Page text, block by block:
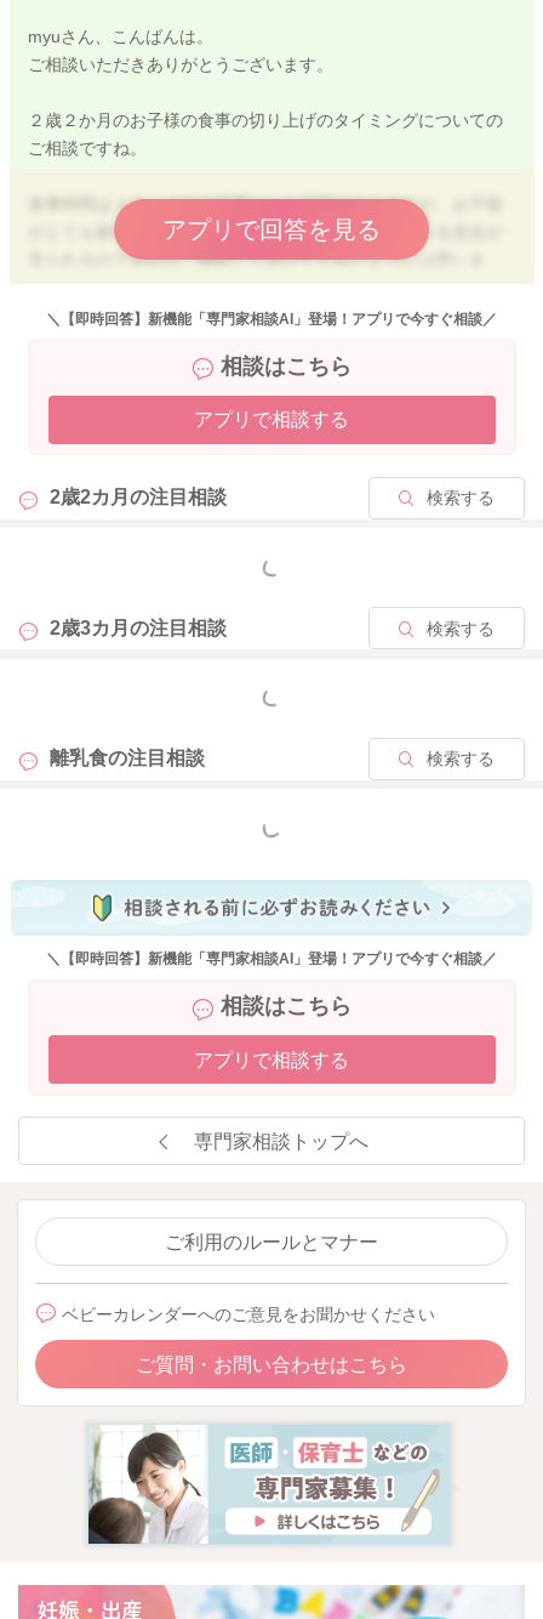
myuさん、こんばんは。
ご相談いただきありがとうございます。
２歳２か月のお子様の食事の切り上げのタイミングについての
ご相談ですね。
食事時間は３０～４０分程度という目安はありますが、お子様
がとても集中していたり、それ以上かけても自ら食べる意志が
見られるのであれば、継続してあげても良いようには思いま
す。
１時間以上かかってしまう時は、時間だからお食事おわりだよ
と声掛けしつつお子様の食事継続の意思を聞きながら、臨機応
お子様のやりたいように研究させてあげられていて、足りない
す。ぜひ継続してあげてくださいね。
よろしくお願いいたします。
アプリで回答を見る
＼【即時回答】新機能「専門家相談AI」登場！アプリで今すぐ相談／
相談はこちら
アプリで相談する
2歳2カ月の注目相談 検索する
もっと見る
2歳3カ月の注目相談 検索する
もっと見る
離乳食の注目相談 検索する
もっと見る
＼【即時回答】新機能「専門家相談AI」登場！アプリで今すぐ相談／
相談はこちら
アプリで相談する
専門家相談トップへ
ご利用のルールとマナー
ベビーカレンダーへのご意見をお聞かせください
ご質問・お問い合わせはこちら